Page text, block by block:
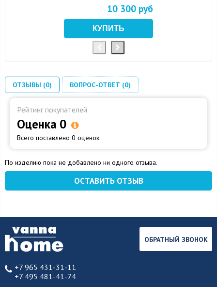
10 300 руб
ОТЗЫВЫ (0) ВОПРОС-ОТВЕТ (0)
Рейтинг покупателей
Оценка 0
Всего поставлено 0 оценок
По изделию пока не добавлено ни одного отзыва.
ОСТАВИТЬ ОТЗЫВ
+7 965 431-31-11
+7 495 481-41-74
ОБРАТНЫЙ ЗВОНОК